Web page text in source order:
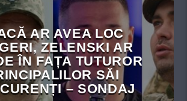
AR AVEA LOC
ZELENSKI AR
ÎN FAȚA TUTUROR
SĂI
– SONDAJ